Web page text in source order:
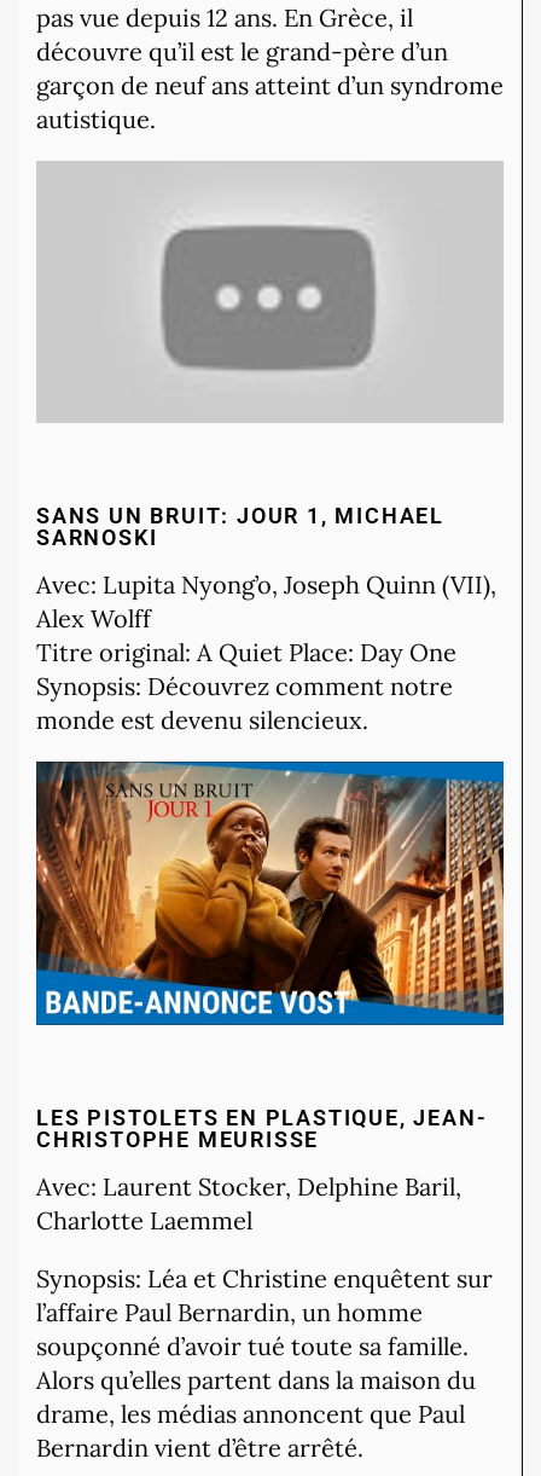
pas vue depuis 12 ans. En Grèce, il
découvre qu’il est le grand-père d’un
garçon de neuf ans atteint d’un syndrome
autistique.
SANS UN BRUIT: JOUR 1, MICHAEL
SARNOSKI
Avec: Lupita Nyong’o, Joseph Quinn (VII),
Alex Wolff
Titre original: A Quiet Place: Day One
Synopsis: Découvrez comment notre
monde est devenu silencieux.
LES PISTOLETS EN PLASTIQUE, JEAN-
CHRISTOPHE MEURISSE
Avec: Laurent Stocker, Delphine Baril,
Charlotte Laemmel
Synopsis: Léa et Christine enquêtent sur
l’affaire Paul Bernardin, un homme
soupçonné d’avoir tué toute sa famille.
Alors qu’elles partent dans la maison du
drame, les médias annoncent que Paul
Bernardin vient d’être arrêté.